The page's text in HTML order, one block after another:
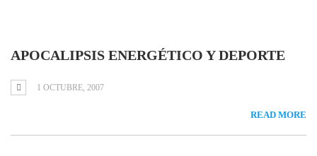
APOCALIPSIS ENERGÉTICO Y DEPORTE
1 OCTUBRE, 2007
READ MORE